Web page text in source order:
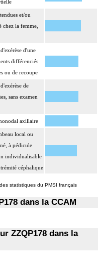
et/ou
chez la femme,
d'une
différenciés
ou de recoupe
de
sans examen
axillaire
local ou
à pédicule
individualisable
céphalique
statistiques du PMSI français
dans la CCAM
ZZQP178 dans la